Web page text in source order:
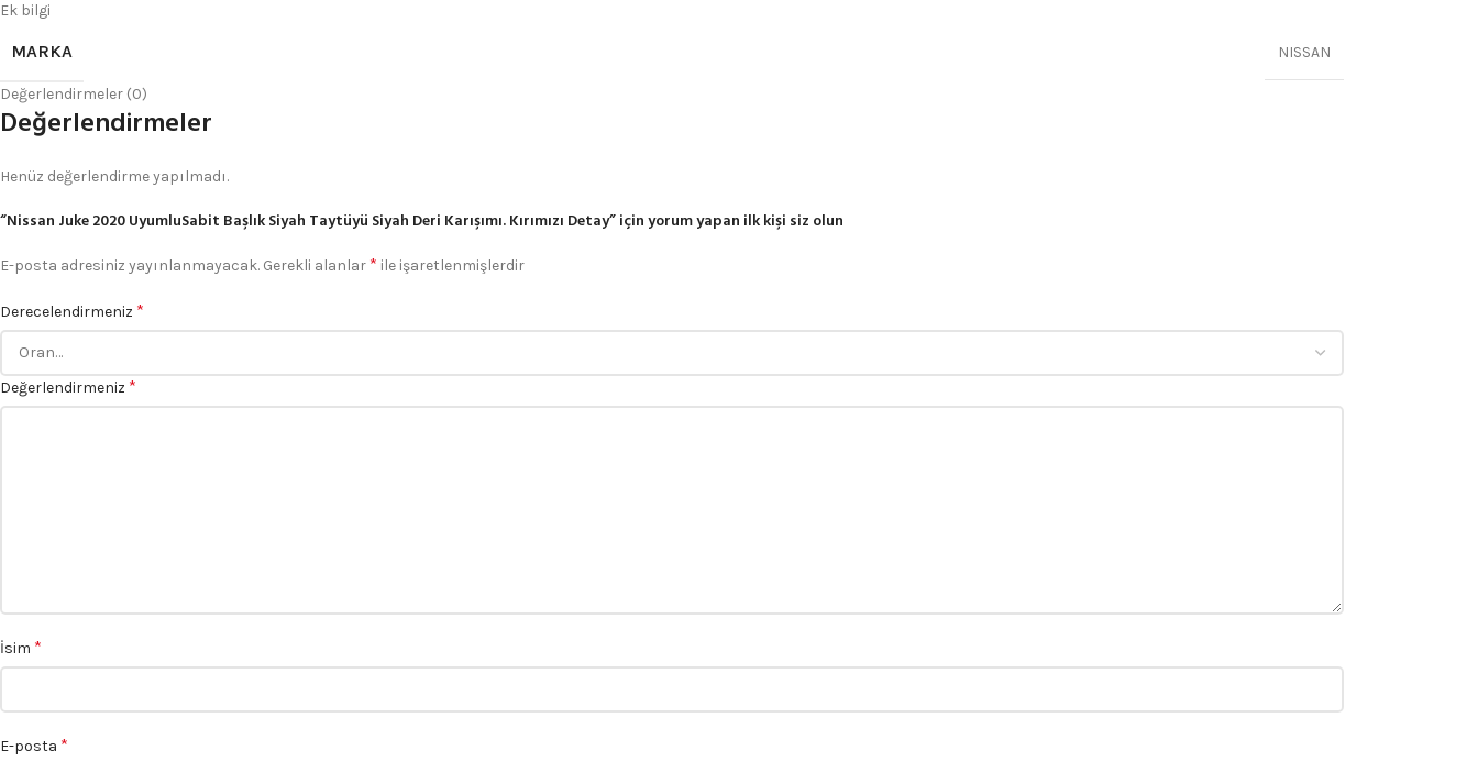
Ek bilgi
MARKA NISSAN
Değerlendirmeler (0)
Değerlendirmeler
Henüz değerlendirme yapılmadı.
“Nissan Juke 2020 UyumluSabit Başlık Siyah Taytüyü Siyah Deri Karışımı. Kırımızı Detay” için yorum yapan ilk kişi siz olun
E-posta adresiniz yayınlanmayacak. Gerekli alanlar * ile işaretlenmişlerdir
Derecelendirmeniz *
Değerlendirmeniz *
İsim *
E-posta *